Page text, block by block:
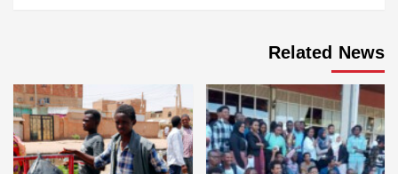
Related News